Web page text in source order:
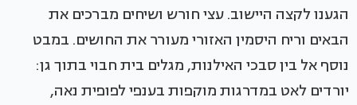
הגענו לקצה היישוב. עצי חורש ושיחים מברכים את
הבאים וריח היסמין האזורי מעורר את החושים. במבט
נוסף אל בין סבכי האילנות, מגלים בית חבוי בתוך גן:
יורדים לאט במדרגות מוקפות בענפי לפופית נאה,